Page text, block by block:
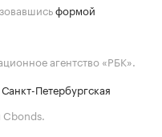
формой
агентство «РБК».
Санкт-Петербургская